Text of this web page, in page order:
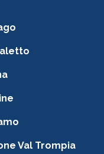
Val Trompia